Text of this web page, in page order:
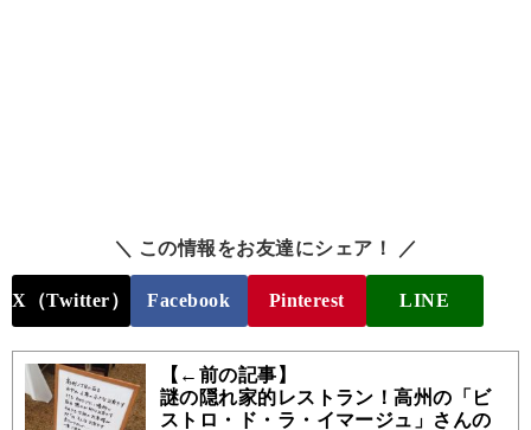
＼ この情報をお友達にシェア！ ／
X（Twitter） Facebook Pinterest LINE
【←前の記事】
謎の隠れ家的レストラン！高州の「ビ
ストロ・ド・ラ・イマージュ」さんの